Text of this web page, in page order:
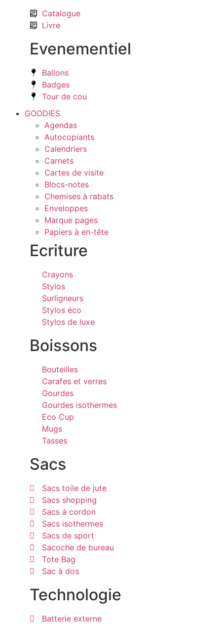
Catalogue
Livre
Evenementiel
Ballons
Badges
Tour de cou
GOODIES
Agendas
Autocopiants
Calendriers
Carnets
Cartes de visite
Blocs-notes
Chemises à rabats
Enveloppes
Marque pages
Papiers à en-tête
Ecriture
Crayons
Stylos
Surligneurs
Stylos éco
Stylos de luxe
Boissons
Bouteilles
Carafes et verres
Gourdes
Gourdes isothermes
Eco Cup
Mugs
Tasses
Sacs
Sacs toile de jute
Sacs shopping
Sacs à cordon
Sacs isothermes
Sacs de sport
Sacoche de bureau
Tote Bag
Sac à dos
Technologie
Batterie externe